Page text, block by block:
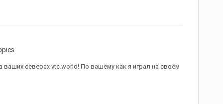
северах vtc.world! По вашему как я играл на своём